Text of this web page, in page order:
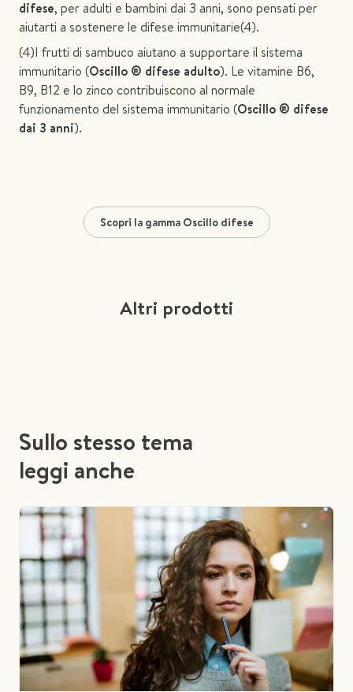
difese, per adulti e bambini dai 3 anni, sono pensati per
aiutarti a sostenere le difese immunitarie(4).
(4)I frutti di sambuco aiutano a supportare il sistema
immunitario (Oscillo ® difese adulto). Le vitamine B6,
B9, B12 e lo zinco contribuiscono al normale
funzionamento del sistema immunitario (Oscillo ® difese
dai 3 anni).
Scopri la gamma Oscillo difese
Altri prodotti
Sullo stesso tema
leggi anche